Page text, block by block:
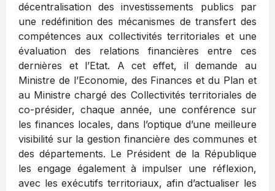
décentralisation des investissements publics par
une redéfinition des mécanismes de transfert des
compétences aux collectivités territoriales et une
évaluation des relations financières entre ces
dernières et l’Etat. A cet effet, il demande au
Ministre de l’Economie, des Finances et du Plan et
au Ministre chargé des Collectivités territoriales de
co-présider, chaque année, une conférence sur
les finances locales, dans l’optique d’une meilleure
visibilité sur la gestion financière des communes et
des départements. Le Président de la République
les engage également à impulser une réflexion,
avec les exécutifs territoriaux, afin d’actualiser les